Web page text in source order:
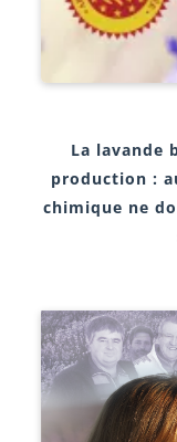
La lavande
production :
chimique ne